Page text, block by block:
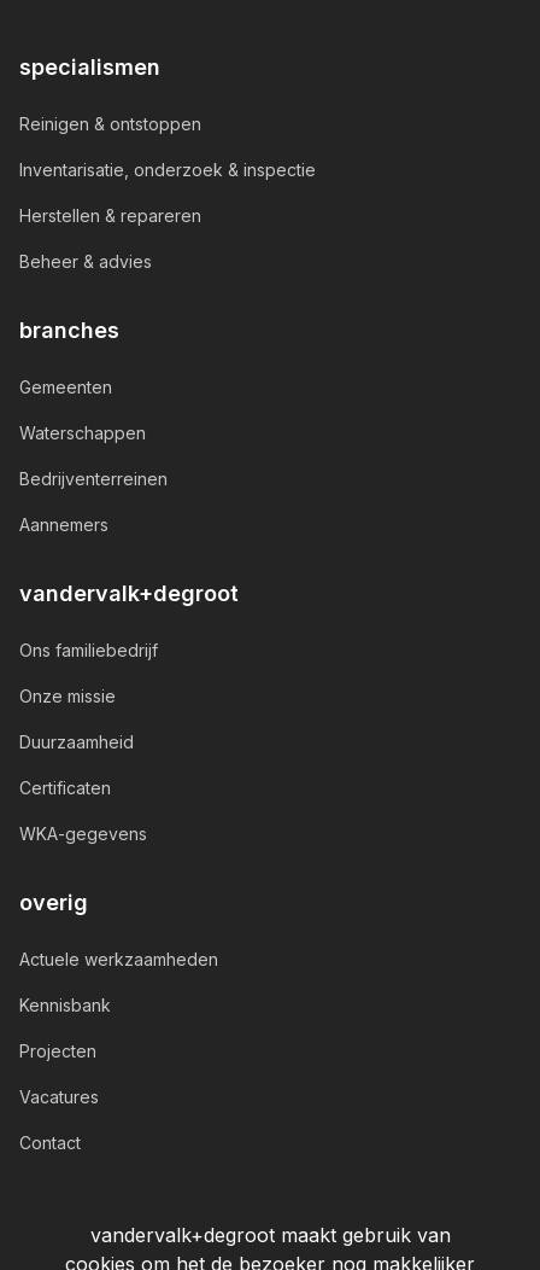
vandervalk+degroot maakt gebruik van
cookies om het de bezoeker nog makkelijker
specialismen
Reinigen & ontstoppen
Inventarisatie, onderzoek & inspectie
Herstellen & repareren
Beheer & advies
branches
Gemeenten
Waterschappen
Bedrijventerreinen
Aannemers
vandervalk+degroot
Ons familiebedrijf
Onze missie
Duurzaamheid
Certificaten
WKA-gegevens
overig
Actuele werkzaamheden
Kennisbank
Projecten
Vacatures
Contact